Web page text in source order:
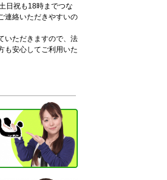
日祝も18時までつな
連絡いただきやすいの
いただきますので、法
も安心してご利用いた